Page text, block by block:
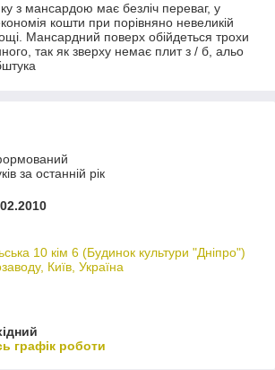
з мансардою має безліч переваг, у
кошти при порівняно невеликій
Мансардний поверх обійдеться трохи
так як зверху немає плит з / б, альо
за останній рік
10 кім 6 (Будинок культури "Дніпро")
Київ, Україна
графік роботи